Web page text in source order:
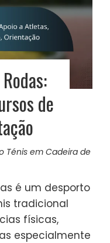
de
Ténis em Cadeira de
é um desporto
tradicional
físicas,
especialmente